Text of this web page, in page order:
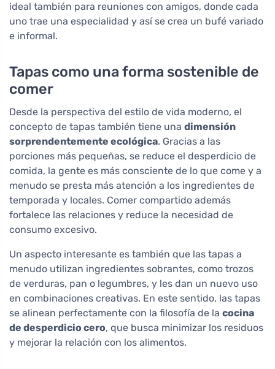
ideal también para reuniones con amigos, donde cada
uno trae una especialidad y así se crea un bufé variado
e informal.
Tapas como una forma sostenible de
comer
Desde la perspectiva del estilo de vida moderno, el
concepto de tapas también tiene una dimensión
sorprendentemente ecológica. Gracias a las
porciones más pequeñas, se reduce el desperdicio de
comida, la gente es más consciente de lo que come y a
menudo se presta más atención a los ingredientes de
temporada y locales. Comer compartido además
fortalece las relaciones y reduce la necesidad de
consumo excesivo.
Un aspecto interesante es también que las tapas a
menudo utilizan ingredientes sobrantes, como trozos
de verduras, pan o legumbres, y les dan un nuevo uso
en combinaciones creativas. En este sentido, las tapas
se alinean perfectamente con la filosofía de la cocina
de desperdicio cero, que busca minimizar los residuos
y mejorar la relación con los alimentos.